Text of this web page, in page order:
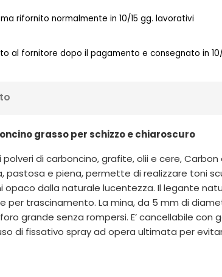
ma rifornito normalmente in 10/15 gg. lavorativi
al fornitore dopo il pagamento e consegnato in
grasso per schizzo e chiaroscuro
di carboncino, grafite, olii e cere,
e piena, permette di realizzare toni
opaco dalla naturale lucentezza. Il legante
trascinamento. La mina, da 5 mm di
grande senza rompersi. E’ cancellabile
di fissativo spray ad opera ultimata per